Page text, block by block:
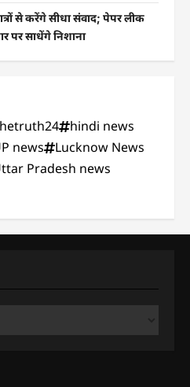
से करेंगे सीधा संवाद; पेपर लीक
पर साधेंगे निशाना
hindi news
news
Lucknow News
Pradesh news